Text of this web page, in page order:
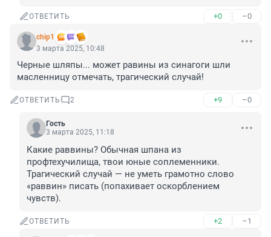
ОТВЕТИТЬ +0 –0
chip1
3 марта 2025, 10:48
Черные шляпы... может равины из синагоги шли
масленницу отмечать, трагический случай!
ОТВЕТИТЬ 2 +9 –0
Гость
3 марта 2025, 11:18
Какие раввины? Обычная шпана из
профтехучилища, твои юные соплеменники.
Трагический случай — не уметь грамотно слово
«раввин» писать (попахивает оскорблением
чувств).
ОТВЕТИТЬ +2 –1